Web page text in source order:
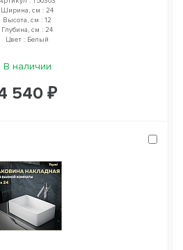
Ширина, см : 24
Высота, см : 12
Глубина, см : 24
Цвет : Белый
В наличии
540 ₽